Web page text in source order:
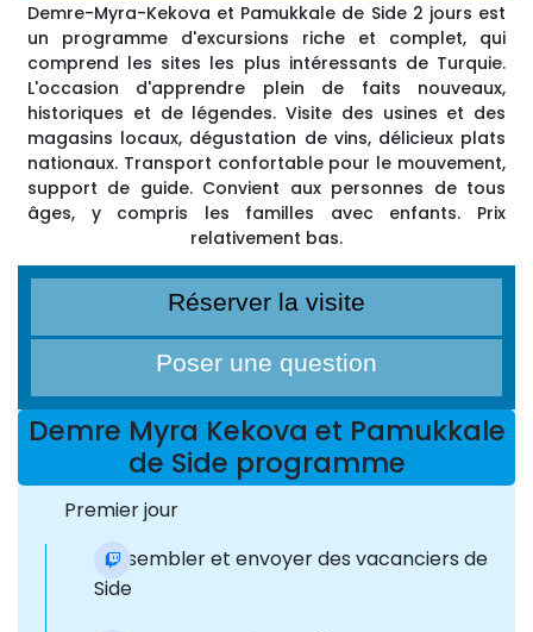
Demre-Myra-Kekova et Pamukkale de Side 2 jours est
un programme d'excursions riche et complet, qui
comprend les sites les plus intéressants de Turquie.
L'occasion d'apprendre plein de faits nouveaux,
historiques et de légendes. Visite des usines et des
magasins locaux, dégustation de vins, délicieux plats
nationaux. Transport confortable pour le mouvement,
support de guide. Convient aux personnes de tous
âges, y compris les familles avec enfants. Prix
relativement bas.
Réserver la visite
Poser une question
Demre Myra Kekova et Pamukkale
de Side programme
Premier jour
Rassembler et envoyer des vacanciers de
Side